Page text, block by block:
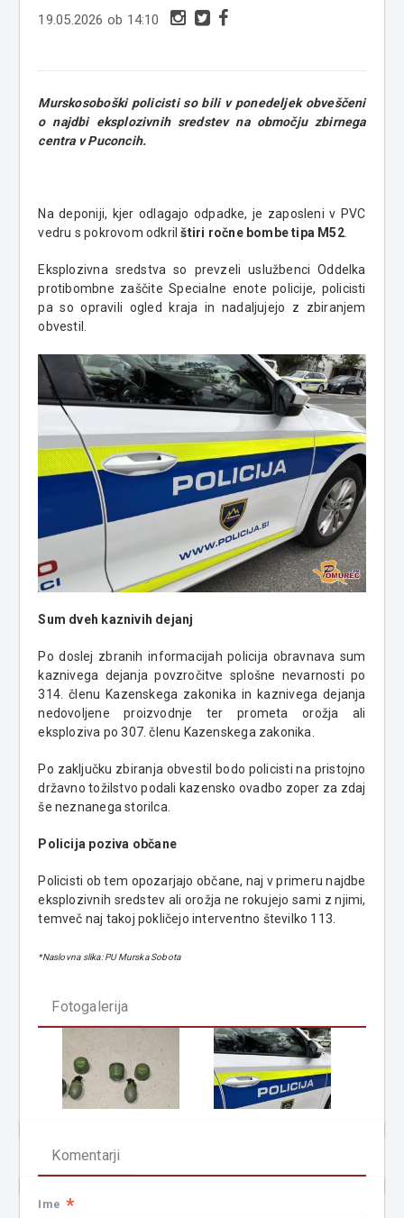
19.05.2026 ob 14:10
Murskosoboški policisti so bili v ponedeljek obveščeni
o najdbi eksplozivnih sredstev na območju zbirnega
centra v Puconcih.
Na deponiji, kjer odlagajo odpadke, je zaposleni v PVC
vedru s pokrovom odkrilštiri ročne bombe tipa M52.
Eksplozivna sredstva so prevzeli uslužbenci Oddelka
protibombne zaščite Specialne enote policije, policisti
pa so opravili ogled kraja in nadaljujejo z zbiranjem
obvestil.
Sum dveh kaznivih dejanj
Po doslej zbranih informacijah policija obravnava sum
kaznivega dejanja povzročitve splošne nevarnosti po
314. členu Kazenskega zakonika in kaznivega dejanja
nedovoljene proizvodnje ter prometa orožja ali
eksploziva po 307. členu Kazenskega zakonika.
Po zaključku zbiranja obvestil bodo policisti na pristojno
državno tožilstvo podali kazensko ovadbo zoper za zdaj
še neznanega storilca.
Policija poziva občane
Policisti ob tem opozarjajo občane, naj v primeru najdbe
eksplozivnih sredstev ali orožja ne rokujejo sami z njimi,
temveč naj takoj pokličejo interventno številko 113.
*Naslovna slika: PU Murska Sobota
Fotogalerija
Komentarji
Ime *